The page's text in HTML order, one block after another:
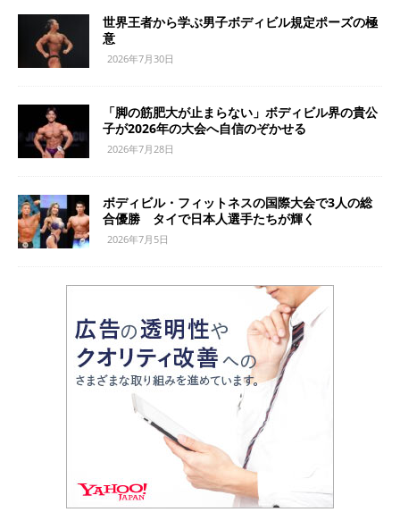
世界王者から学ぶ男子ボディビル規定ポーズの極
意
2026年7月30日
「脚の筋肥大が止まらない」ボディビル界の貴公
子が2026年の大会へ自信のぞかせる
2026年7月28日
ボディビル・フィットネスの国際大会で3人の総
合優勝 タイで日本人選手たちが輝く
2026年7月5日